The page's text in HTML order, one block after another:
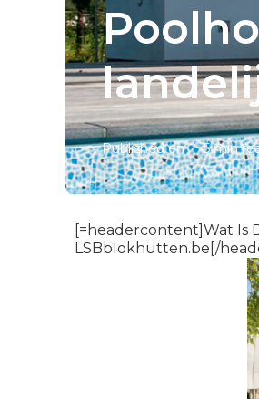
Published en 5 min
[=headercontent]Wat Is
LSBblokhutten.be[/